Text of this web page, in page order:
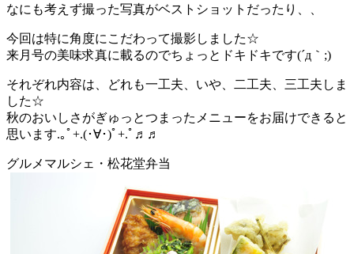
なにも考えず撮った写真がベストショットだったり、、
今回は特に角度にこだわって撮影しました☆
来月号の美味求真に載るのでちょっとドキドキです(´д｀;)
それぞれ内容は、どれも一工夫、いや、二工夫、三工夫しま
した☆
秋のおいしさがぎゅっとつまったメニューをお届けできると
思います.｡ﾟ+.(･∀･)ﾟ+.ﾟ♬♬
グルメマルシェ・松花堂弁当